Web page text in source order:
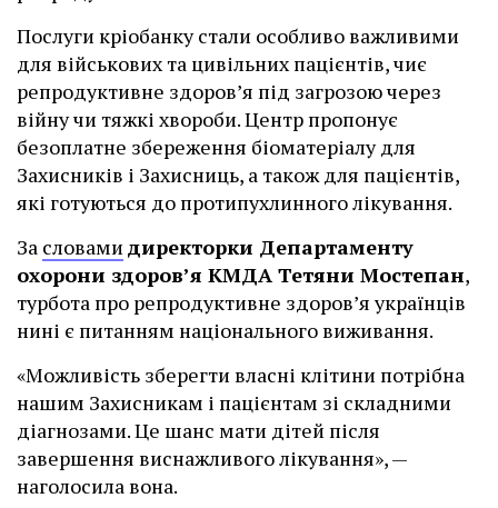
Послуги кріобанку стали особливо важливими
для військових та цивільних пацієнтів, чиє
репродуктивне здоров’я під загрозою через
війну чи тяжкі хвороби. Центр пропонує
безоплатне збереження біоматеріалу для
Захисників і Захисниць, а також для пацієнтів,
які готуються до протипухлинного лікування.
За словамидиректорки Департаменту
охорони здоров’я КМДА Тетяни Мостепан,
турбота про репродуктивне здоров’я українців
нині є питанням національного виживання.
«Можливість зберегти власні клітини потрібна
нашим Захисникам і пацієнтам зі складними
діагнозами. Це шанс мати дітей після
завершення виснажливого лікування», —
наголосила вона.